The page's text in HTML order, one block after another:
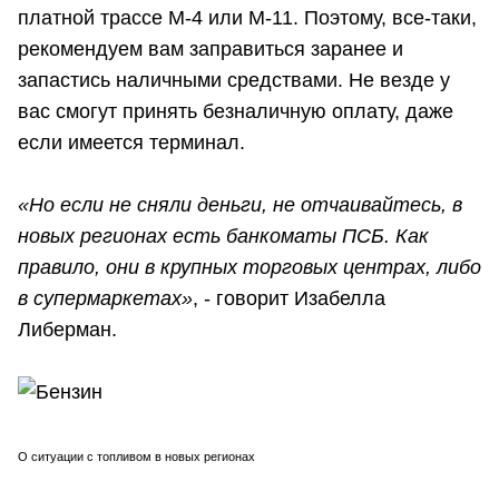
платной трассе М-4 или М-11. Поэтому, все-таки,
рекомендуем вам заправиться заранее и
запастись наличными средствами. Не везде у
вас смогут принять безналичную оплату, даже
если имеется терминал.
«Но если не сняли деньги, не отчаивайтесь, в
новых регионах есть банкоматы ПСБ. Как
правило, они в крупных торговых центрах, либо
в супермаркетах», - говорит Изабелла
Либерман.
О ситуации с топливом в новых регионах